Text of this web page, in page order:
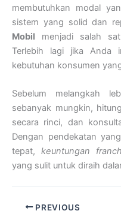
membutuhkan modal
sistem yang solid dan
Mobil menjadi salah
Terlebih lagi jika Anda
kebutuhan konsumen
Sebelum melangkah
sebanyak mungkin, hitung
secara rinci, dan
Dengan pendekatan
tepat, keuntungan
yang sulit untuk diraih
PREVIOUS